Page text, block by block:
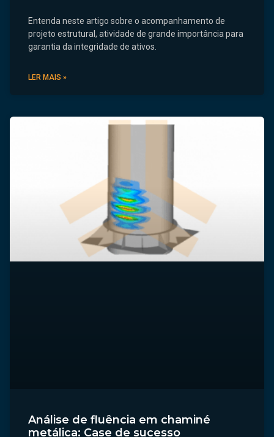
Entenda neste artigo sobre o acompanhamento de
projeto estrutural, atividade de grande importância para
garantia da integridade de ativos.
LER MAIS »
Análise de fluência em chaminé
metálica: Case de sucesso